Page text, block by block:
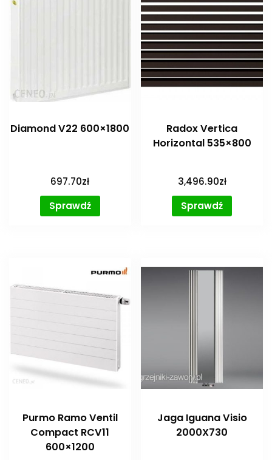
Diamond V22 600×1800
697.70zł
Sprawdź
Radox Vertica
Horizontal 535×800
3,496.90zł
Sprawdź
Purmo Ramo Ventil
Compact RCV11
600×1200
Jaga Iguana Visio
2000X730